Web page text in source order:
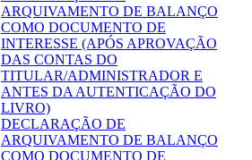
ARQUIVAMENTO DE BALANÇO
COMO DOCUMENTO DE
INTERESSE (APÓS APROVAÇÃO
DAS CONTAS DO
TITULAR/ADMINISTRADOR E
ANTES DA AUTENTICAÇÃO DO
LIVRO)
DECLARAÇÃO DE
ARQUIVAMENTO DE BALANÇO
COMO DOCUMENTO DE